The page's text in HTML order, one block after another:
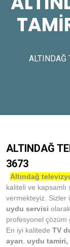
ALTINDAĞ
ALTINDAĞ
3673
Altındağ
kaliteli ve kapsamlı
vermekteyiz. Sizler
uydu servisi
profesyonel çözüm
En iyi kalitede TV
ayarı, uydu tamiri,